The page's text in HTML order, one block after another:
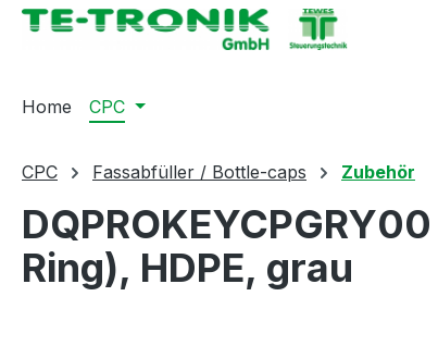
Zur Hauptnavigation springen
Home CPC
CPC Fassabfüller / Bottle-caps Zubehör
Ring), HDPE, grau